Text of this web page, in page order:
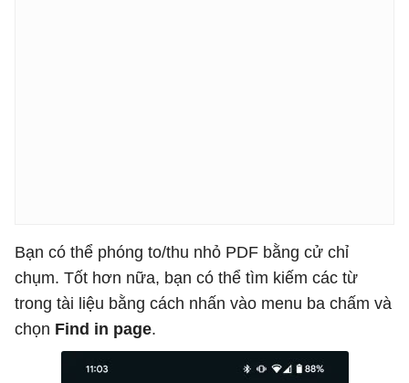
Bạn có thể phóng to/thu nhỏ PDF bằng cử chỉ
chụm. Tốt hơn nữa, bạn có thể tìm kiếm các từ
trong tài liệu bằng cách nhấn vào menu ba chấm và
chọn Find in page.